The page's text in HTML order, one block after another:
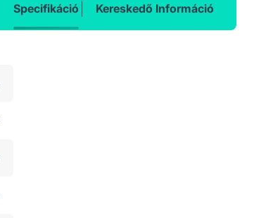
Specifikáció Kereskedő Információ